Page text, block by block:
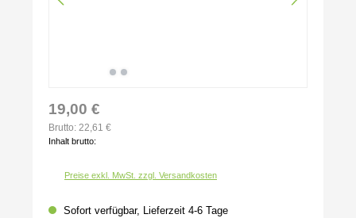
19,00 €
Brutto: 22,61 €
Inhalt brutto:
Preise exkl. MwSt. zzgl. Versandkosten
Sofort verfügbar, Lieferzeit 4-6 Tage